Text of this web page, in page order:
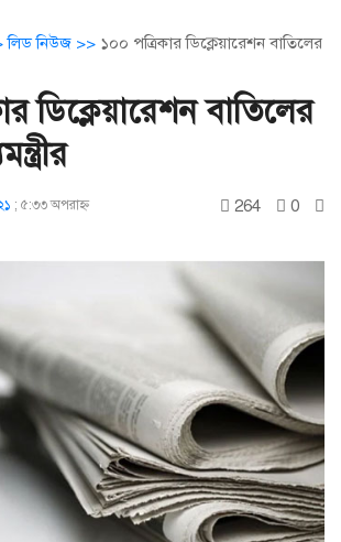
লিড নিউজ >> ১০০ পত্রিকার ডিক্লেয়ারেশন বাতিলের
ডিক্লেয়ারেশন বাতিলের
; ৫:৩৩ অপরাহ্ণ 264 0